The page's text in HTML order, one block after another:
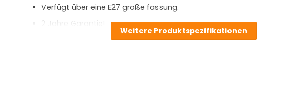
Verfügt über eine E27 große fassung.
2 Jahre Garantie!
Weitere Produktspezifikationen